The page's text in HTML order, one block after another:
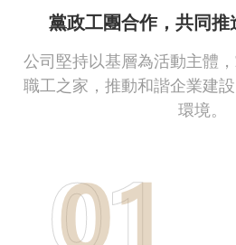
黨政工團合作，共同推
公司堅持以基層為活動主體
職工之家，推動和諧企業建
環境。